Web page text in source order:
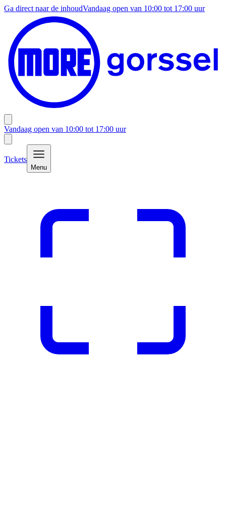
Ga direct naar de inhoudVandaag open van 10:00 tot 17:00 uur
Vandaag open van 10:00 tot 17:00 uur
Tickets
Menu